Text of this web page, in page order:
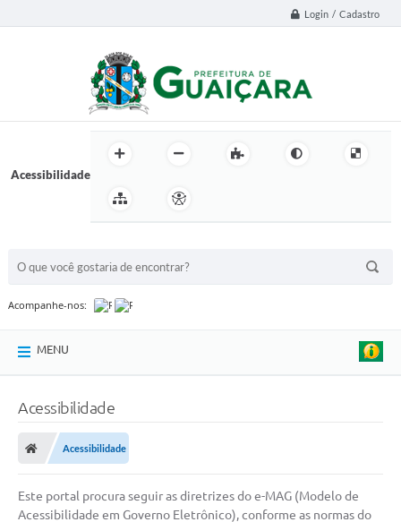
Login / Cadastro
Acessibilidade
Acompanhe-nos:
MENU
Acessibilidade
Acessibilidade
Este portal procura seguir as diretrizes do e-MAG (Modelo de
Acessibilidade em Governo Eletrônico), conforme as normas do